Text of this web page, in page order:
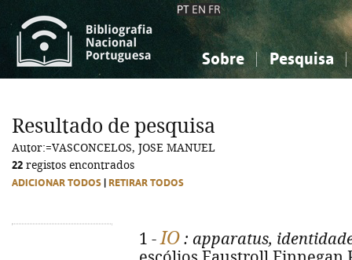
PT EN FR
Sobre Pesquisa
Ciências sociais...
Ciências sociais...
Resultado de pesquisa
Autor:=VASCONCELOS, JOSE MANUEL
22 registos encontrados
ADICIONAR TODOS RETIRAR TODOS
1 -IO : apparatus,